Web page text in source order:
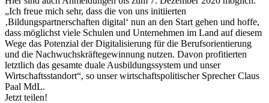
„Ich freue mich sehr, dass die von uns initiierten
‚Bildungspartnerschaften digital‘ nun an den Start gehen und hoffe,
dass möglichst viele Schulen und Unternehmen im Land auf diesem
Wege das Potenzial der Digitalisierung für die Berufsorientierung
und die Nachwuchskräftegewinnung nutzen. Davon profitierten
letztlich das gesamte duale Ausbildungssystem und unser
Wirtschaftsstandort“, so unser wirtschaftspolitischer Sprecher Claus
Paal MdL.
Jetzt teilen!